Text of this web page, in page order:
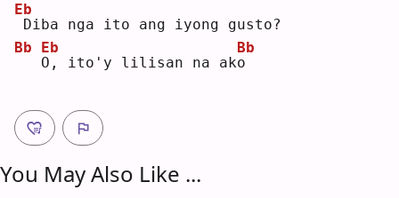
Eb
Diba nga ito ang iyong gusto?
Bb
O
Eb
, ito'y lilisan na ako
Bb
You May Also Like ...